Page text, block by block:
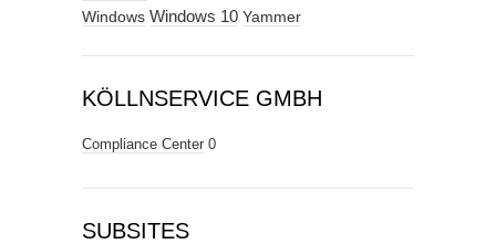
Windows Windows 10 Yammer
KÖLLNSERVICE GMBH
Compliance Center 0
SUBSITES